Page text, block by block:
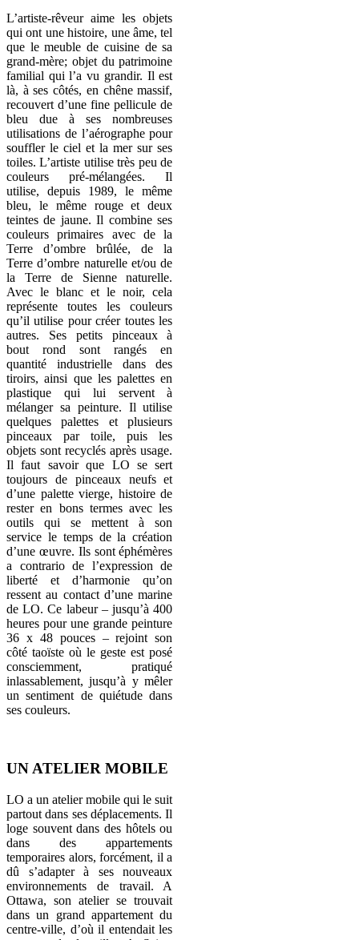
L’artiste-rêveur aime les objets
qui ont une histoire, une âme, tel
que le meuble de cuisine de sa
grand-mère; objet du patrimoine
familial qui l’a vu grandir. Il est
là, à ses côtés, en chêne massif,
recouvert d’une fine pellicule de
bleu due à ses nombreuses
utilisations de l’aérographe pour
souffler le ciel et la mer sur ses
toiles. L’artiste utilise très peu de
couleurs pré-mélangées. Il
utilise, depuis 1989, le même
bleu, le même rouge et deux
teintes de jaune. Il combine ses
couleurs primaires avec de la
Terre d’ombre brûlée, de la
Terre d’ombre naturelle et/ou de
la Terre de Sienne naturelle.
Avec le blanc et le noir, cela
représente toutes les couleurs
qu’il utilise pour créer toutes les
autres. Ses petits pinceaux à
bout rond sont rangés en
quantité industrielle dans des
tiroirs, ainsi que les palettes en
plastique qui lui servent à
mélanger sa peinture. Il utilise
quelques palettes et plusieurs
pinceaux par toile, puis les
objets sont recyclés après usage.
Il faut savoir que LO se sert
toujours de pinceaux neufs et
d’une palette vierge, histoire de
rester en bons termes avec les
outils qui se mettent à son
service le temps de la création
d’une œuvre. Ils sont éphémères
a contrario de l’expression de
liberté et d’harmonie qu’on
ressent au contact d’une marine
de LO. Ce labeur – jusqu’à 400
heures pour une grande peinture
36 x 48 pouces – rejoint son
côté taoïste où le geste est posé
consciemment, pratiqué
inlassablement, jusqu’à y mêler
un sentiment de quiétude dans
ses couleurs.
UN ATELIER MOBILE
LO a un atelier mobile qui le suit
partout dans ses déplacements. Il
loge souvent dans des hôtels ou
dans des appartements
temporaires alors, forcément, il a
dû s’adapter à ses nouveaux
environnements de travail. A
Ottawa, son atelier se trouvait
dans un grand appartement du
centre-ville, d’où il entendait les